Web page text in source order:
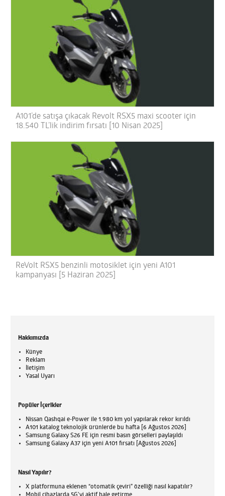
A101’de satışa çıkacak Revolt RSX5 maxi scooter için
18.540 TL’lik indirim fırsatı [10 Nisan 2025]
ReVolt RSX5 benzinli motosiklet için yeni A101
kampanyası [5 Haziran 2025]
Hakkımızda
Künye
Reklam
İletişim
Yasal Uyarı
Popüler İçerikler
Nissan Qashqai e-Power ile 1.980 km yol yapılarak rekor kırıldı
A101 katalog teknolojik ürünlerde bu hafta [6 Ağustos 2026]
Samsung Galaxy S26 FE için resmi basın görselleri paylaşıldı
Samsung Galaxy A37 için yeni A101 fırsatı [Ağustos 2026]
Nasıl Yapılır?
X platformuna eklenen “otomatik çeviri” özelliği nasıl kapatılır?